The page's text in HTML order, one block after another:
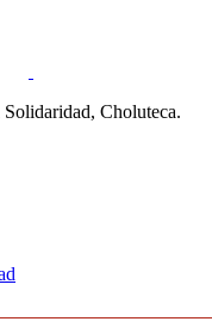
Solidaridad, Choluteca.